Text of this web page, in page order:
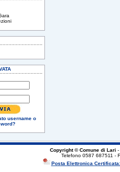
username o
Copyright © Comune di Lari -
Telefono 0587 687511 -
Posta Elettronica Certificata: